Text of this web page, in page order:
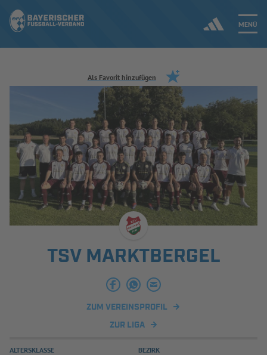
MENÜ
Jetzt einloggen
ERGEBNISSE & WETTBEWERBE
NEUIGKEITEN
SPIELBETRIEB & VERBANDSLEBEN
AUSBILDUNG & FÖRDERUNG
INFOTHEK SPIELPLUS
Als Favorit hinzufügen
TSV MARKTBERGEL
ZUM VEREINSPROFIL
ZUR LIGA
ALTERSKLASSE BEZIRK